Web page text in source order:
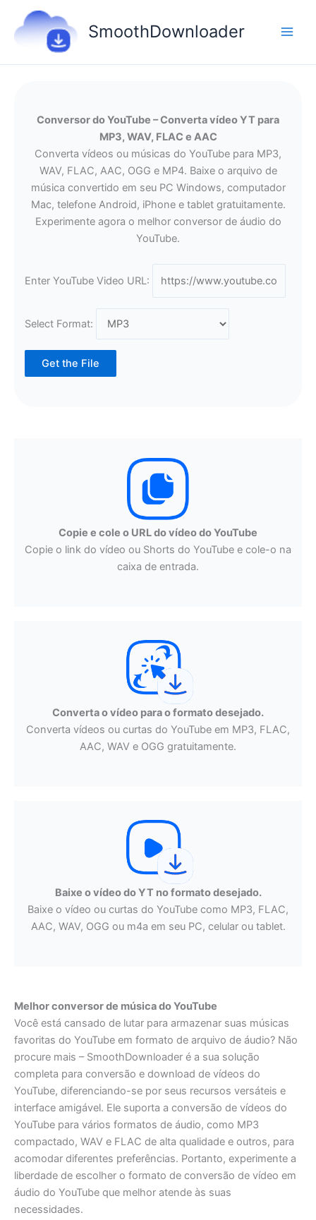
content
SmoothDownloader
Conversor do YouTube – Converta vídeo YT para
MP3, WAV, FLAC e AAC
Converta vídeos ou músicas do YouTube para MP3,
WAV, FLAC, AAC, OGG e MP4. Baixe o arquivo de
música convertido em seu PC Windows, computador
Mac, telefone Android, iPhone e tablet gratuitamente.
Experimente agora o melhor conversor de áudio do
YouTube.
Enter YouTube Video URL:
Select Format:
Get the File
Copie e cole o URL do vídeo do YouTube
Copie o link do vídeo ou Shorts do YouTube e cole-o na
caixa de entrada.
Converta o vídeo para o formato desejado.
Converta vídeos ou curtas do YouTube em MP3, FLAC,
AAC, WAV e OGG gratuitamente.
Baixe o vídeo do YT no formato desejado.
Baixe o vídeo ou curtas do YouTube como MP3, FLAC,
AAC, WAV, OGG ou m4a em seu PC, celular ou tablet.
Melhor conversor de música do YouTube
Você está cansado de lutar para armazenar suas músicas
favoritas do YouTube em formato de arquivo de áudio? Não
procure mais – SmoothDownloader é a sua solução
completa para conversão e download de vídeos do
YouTube, diferenciando-se por seus recursos versáteis e
interface amigável. Ele suporta a conversão de vídeos do
YouTube para vários formatos de áudio, como MP3
compactado, WAV e FLAC de alta qualidade e outros, para
acomodar diferentes preferências. Portanto, experimente a
liberdade de escolher o formato de conversão de vídeo em
áudio do YouTube que melhor atende às suas
necessidades.